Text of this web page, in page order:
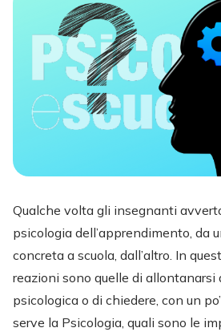
Qualche volta gli insegnanti
psicologia dell’apprendimento, da
concreta a scuola, dall’altro. In
reazioni sono quelle di allontanarsi
psicologica o di chiedere, con un
serve la Psicologia, quali sono le